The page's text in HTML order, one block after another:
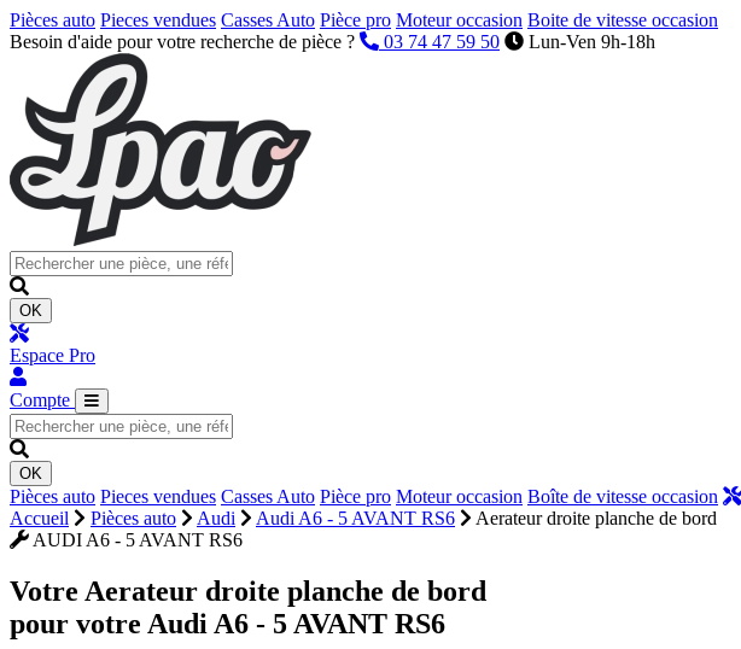
Pièces auto Pieces vendues Casses Auto Pièce pro Moteur occasion Boite de vitesse occasion
Besoin d'aide pour votre recherche de pièce ?
03 74 47 59 50 Lun-Ven 9h-18h
OK
Espace Pro
Compte
OK
Pièces auto Pieces vendues Casses Auto Pièce pro Moteur occasion Boîte de vitesse occasion
Accueil
Pièces auto Audi Audi A6 - 5 AVANT RS6
Aerateur droite planche de bord
AUDI A6 - 5 AVANT RS6
Votre Aerateur droite planche de bord
pour votre Audi A6 - 5 AVANT RS6